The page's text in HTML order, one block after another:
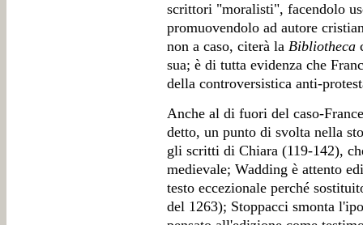
scrittori "moralisti", facendolo
promuovendolo ad autore
non a caso, citerà la Bibliotheca
sua; è di tutta evidenza che
della controversistica anti-
Anche al di fuori del caso-
detto, un punto di svolta nella
gli scritti di Chiara (119-142),
medievale; Wadding è attento
testo eccezionale perché
del 1263); Stoppacci smonta